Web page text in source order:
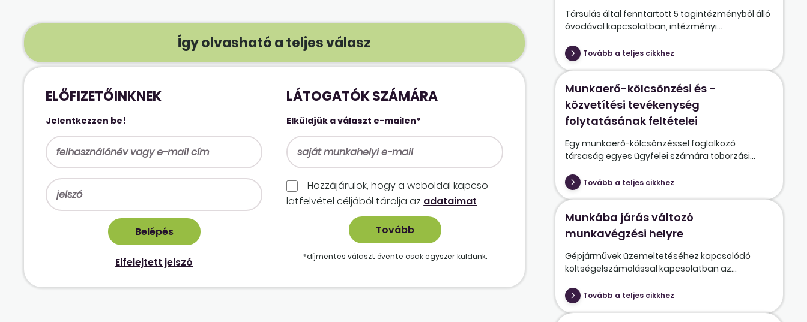
Így olvasható a teljes válasz
ELŐFIZETŐINKNEK
Jelentkezzen be!
Elfelejtett jelszó
LÁTOGATÓK SZÁMÁRA
Elküldjük a választ e-mailen*
Hozzájárulok, hogy a weboldal kapcso­
lat­felvétel céljából tárolja az adataimat.
*díjmentes választ évente csak egyszer küldünk.
Társulás által fenntartott 5 tagintézményből álló
óvodával kapcsolatban, intézményi...
Tovább a teljes cikkhez
Munkaerő-kölcsönzési és -
közvetítési tevékenység
folytatásának feltételei
Egy munkaerő-kölcsönzéssel foglalkozó
társaság egyes ügyfelei számára toborzási...
Tovább a teljes cikkhez
Munkába járás változó
munkavégzési helyre
Gépjárművek üzemeltetéséhez kapcsolódó
költségelszámolással kapcsolatban az...
Tovább a teljes cikkhez